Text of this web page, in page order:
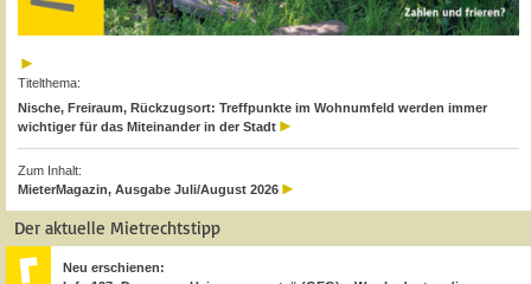
Titelthema:
Nische, Freiraum, Rückzugsort: Treffpunkte im Wohnumfeld werden immer
wichtiger für das Miteinander in der Stadt
Zum Inhalt:
MieterMagazin, Ausgabe Juli/August 2026
Der aktuelle Mietrechtstipp
Neu erschienen: